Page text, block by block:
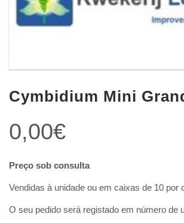
Cymbidium Mini
0,00€
Preço sob consulta
Vendidas à unidade ou em caixas de 10 por
O seu pedido será registado em número de